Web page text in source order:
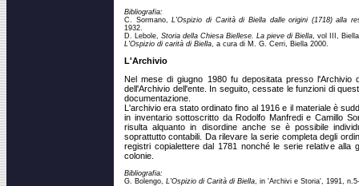
Bibliografia:
C. Sormano,L'Ospizio di Carità di Biella dalle origini (1718) alla
1932.
D. Lebole, Storia della Chiesa Biellese. La pieve di Biella , vol III,
L'Ospizio di carità di Biella , a cura di M. G. Cerri, Biella 2000.
L'Archivio
Nel mese di giugno 1980 fu depositata presso l'Archivio
dell'Archivio dell'ente. In seguito, cessate le funzioni di
documentazione.
L'archivio era stato ordinato fino al 1916 e il materiale è
in inventario sottoscritto da Rodolfo Manfredi e Camillo
risulta alquanto in disordine anche se è possibile
soprattutto contabili. Da rilevare la serie completa degli
registri copialettere dal 1781 nonché le serie relative alla
colonie.
Bibliografia:
G. Bolengo, L'Ospizio di Carità di Biella , in 'Archivi e Storia', 1991,